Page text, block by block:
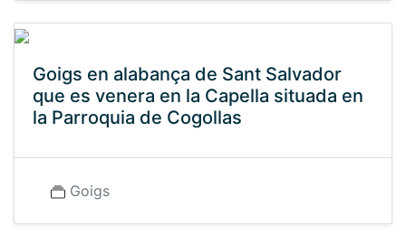
Goigs en alabança de Sant Salvador
que es venera en la Capella situada en
la Parroquia de Cogollas
Goigs